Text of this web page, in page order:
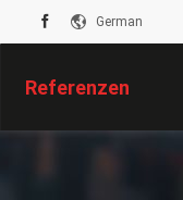
German
Referenzen